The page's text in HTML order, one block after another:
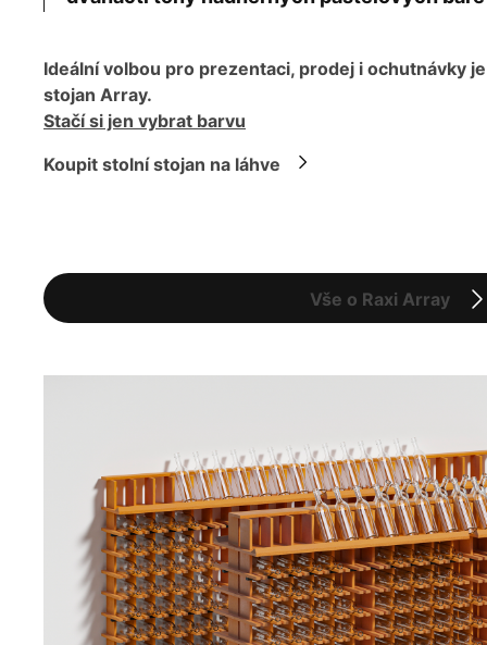
Vše o Raxi Array
Ideální volbou pro prezentaci, prodej i ochutnávky
stojan Array.
Stačí si jen vybrat barvu
Koupit stolní stojan na láhve